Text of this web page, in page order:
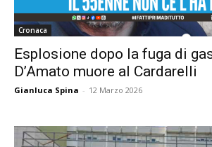
Cronaca
Esplosione dopo la fuga di
D’Amato muore al Cardarelli
Gianluca Spina - 12 Marzo 2026